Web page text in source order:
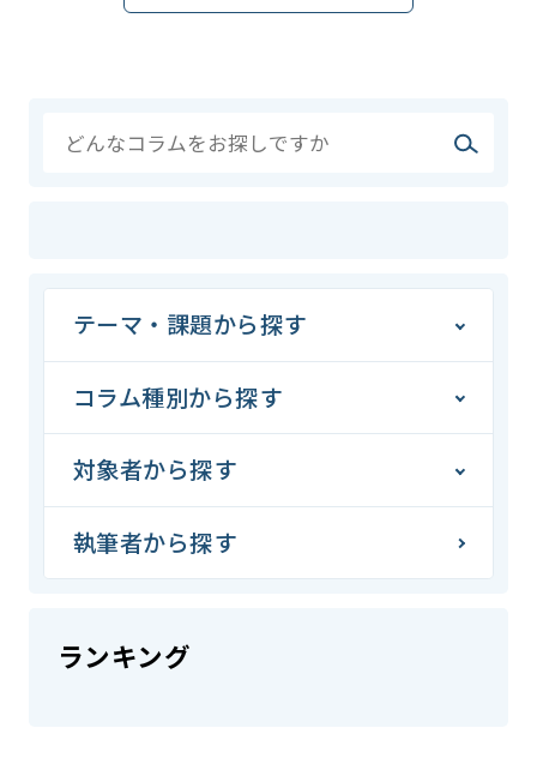
テーマ・課題から探す
コラム種別から探す
対象者から探す
執筆者から探す
ランキング